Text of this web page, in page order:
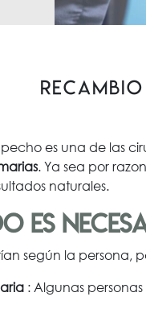
es una de las
. Ya sea por
naturales.
es
según la persona,
: Algunas